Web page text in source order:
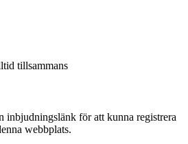
tillsammans
inbjudningslänk för att kunna registrera
webbplats.